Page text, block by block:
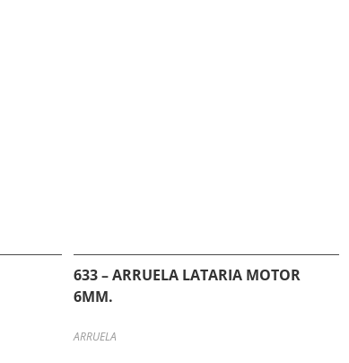
633 – ARRUELA LATARIA MOTOR
6MM.
ARRUELA